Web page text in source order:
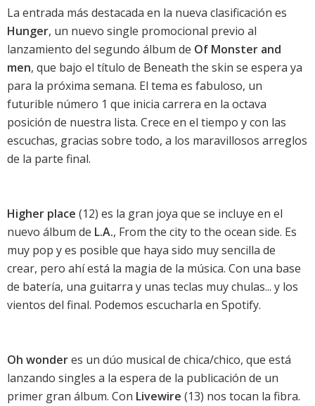
La entrada más destacada en la nueva clasificación es
Hunger, un nuevo single promocional previo al
lanzamiento del segundo álbum de Of Monster and
men, que bajo el título de Beneath the skin se espera ya
para la próxima semana. El tema es fabuloso, un
futurible número 1 que inicia carrera en la octava
posición de nuestra lista. Crece en el tiempo y con las
escuchas, gracias sobre todo, a los maravillosos arreglos
de la parte final.
Higher place (12) es la gran joya que se incluye en el
nuevo álbum de L.A., From the city to the ocean side. Es
muy pop y es posible que haya sido muy sencilla de
crear, pero ahí está la magia de la música. Con una base
de batería, una guitarra y unas teclas muy chulas... y los
vientos del final. Podemos escucharla en Spotify.
Oh wonderes un dúo musical de chica/chico, que está
lanzando singles a la espera de la publicación de un
primer gran álbum. Con Livewire (13) nos tocan la fibra.